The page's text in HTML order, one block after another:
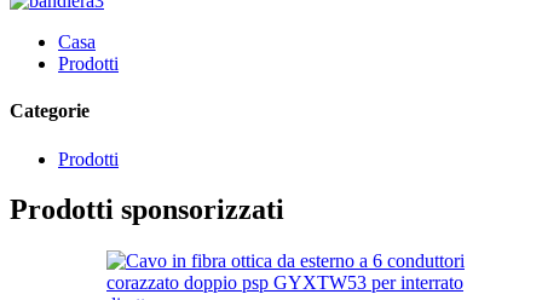
Casa
Prodotti
Categorie
Prodotti
Prodotti sponsorizzati